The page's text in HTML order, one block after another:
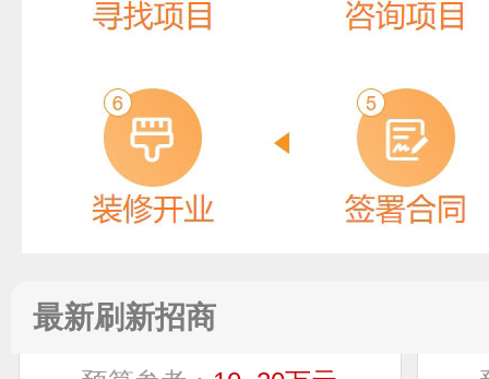
最新刷新招商
小鹿妈妈SuperDeer
预算参考：
10~20万元